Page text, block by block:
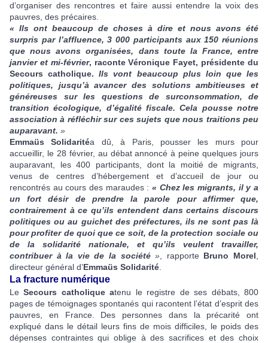
d’organiser des rencontres et faire aussi entendre la voix des
pauvres, des précaires.
« Ils ont beaucoup de choses à dire et nous avons été
surpris par l’affluence, 3 000 participants aux 150 réunions
que nous avons organisées, dans toute la France, entre
janvier et mi-février, raconte Véronique Fayet, présidente du
Secours catholique.Ils vont beaucoup plus loin que les
politiques, jusqu’à avancer des solutions ambitieuses et
généreuses sur les questions de surconsommation, de
transition écologique, d’égalité fiscale. Cela pousse notre
association à réfléchir sur ces sujets que nous traitions peu
auparavant. »
Emmaüs Solidaritéa dû, à Paris, pousser les murs pour
accueillir, le 28 février, au débat annoncé à peine quelques jours
auparavant, les 400 participants, dont la moitié de migrants,
venus de centres d’hébergement et d’accueil de jour ou
rencontrés au cours des maraudes : « Chez les migrants, il y a
un fort désir de prendre la parole pour affirmer que,
contrairement à ce qu’ils entendent dans certains discours
politiques ou au guichet des préfectures, ils ne sont pas là
pour profiter de quoi que ce soit, de la protection sociale ou
de la solidarité nationale, et qu’ils veulent travailler,
contribuer à la vie de la société» , rapporte Bruno Morel
directeur général d’Emmaüs Solidarité
La fracture numérique
LeSecours catholique atenu le registre de ses débats, 800
pages de témoignages spontanés qui racontent l’état d’esprit des
pauvres, en France. Des personnes dans la précarité ont
expliqué dans le détail leurs fins de mois difficiles, le poids des
dépenses contraintes qui oblige à des sacrifices et des choix